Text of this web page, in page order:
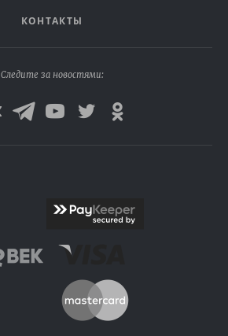
КОНТАКТЫ
Следите за новостями: